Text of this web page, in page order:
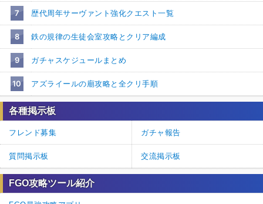
7 歴代周年サーヴァント強化クエスト一覧
8 鉄の規律の生徒会室攻略とクリア編成
9 ガチャスケジュールまとめ
10 アズライールの廟攻略と全クリ手順
各種掲示板
フレンド募集 ガチャ報告
質問掲示板 交流掲示板
FGO攻略ツール紹介